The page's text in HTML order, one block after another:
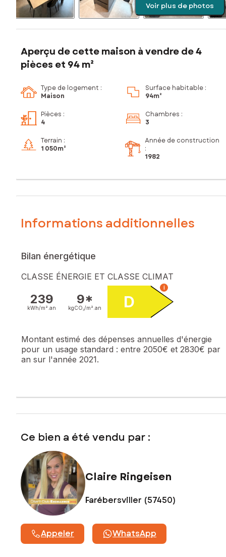
Voir plus de photos
Aperçu de cette maison à vendre de 4
pièces et 94 m²
Type de logement :
Maison
Surface habitable :
94m²
Pièces :
4
Chambres :
3
Terrain :
1 050m²
Année de construction
:
1982
Informations additionnelles
Bilan énergétique
CLASSE ÉNERGIE ET CLASSE CLIMAT
239
kWh/m². an
9*
kgCO₂/m². an D
i
Montant estimé des dépenses annuelles d'énergie
pour un usage standard : entre 2050€ et 2830€ par
an sur l'année 2021.
Ce bien a été vendu par :
Claire Ringeisen
Farébersviller (57450)
Appeler WhatsApp